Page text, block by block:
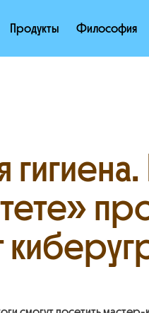
Продукты Философия